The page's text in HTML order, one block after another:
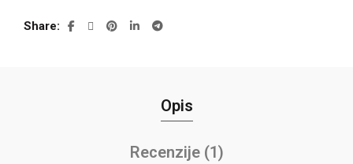
Share
Opis
Recenzije (1)